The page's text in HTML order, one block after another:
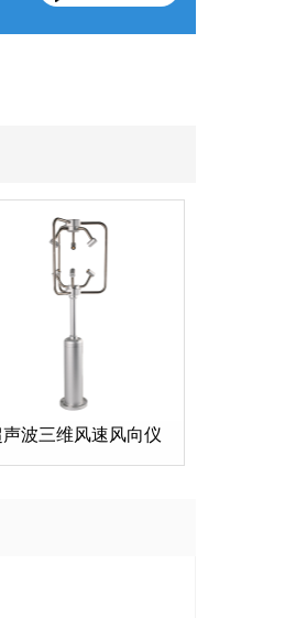
波三维风速风向仪